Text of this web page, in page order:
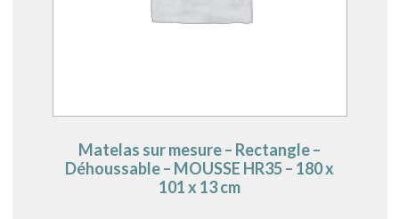
Matelas sur mesure – Rectangle –
Déhoussable – MOUSSE HR35 – 180 x
101 x 13 cm